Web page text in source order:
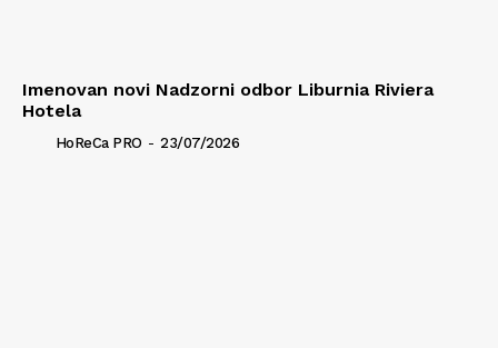
Imenovan novi Nadzorni odbor Liburnia Riviera
Hotela
HoReCa PRO - 23/07/2026